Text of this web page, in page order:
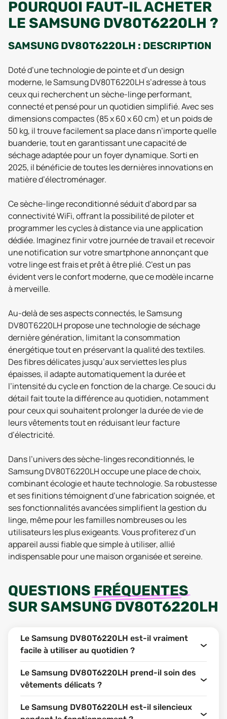
POURQUOI FAUT-IL ACHETER
LE SAMSUNG DV80T6220LH ?
SAMSUNG DV80T6220LH : DESCRIPTION
Doté d’une technologie de pointe et d’un design
moderne, le Samsung DV80T6220LH s’adresse à tous
ceux qui recherchent un sèche-linge performant,
connecté et pensé pour un quotidien simplifié. Avec ses
dimensions compactes (85 x 60 x 60 cm) et un poids de
50 kg, il trouve facilement sa place dans n’importe quelle
buanderie, tout en garantissant une capacité de
séchage adaptée pour un foyer dynamique. Sorti en
2025, il bénéficie de toutes les dernières innovations en
matière d’électroménager.
Ce sèche-linge reconditionné séduit d’abord par sa
connectivité WiFi, offrant la possibilité de piloter et
programmer les cycles à distance via une application
dédiée. Imaginez finir votre journée de travail et recevoir
une notification sur votre smartphone annonçant que
votre linge est frais et prêt à être plié. C’est un pas
évident vers le confort moderne, que ce modèle incarne
à merveille.
Au-delà de ses aspects connectés, le Samsung
DV80T6220LH propose une technologie de séchage
dernière génération, limitant la consommation
énergétique tout en préservant la qualité des textiles.
Des fibres délicates jusqu’aux serviettes les plus
épaisses, il adapte automatiquement la durée et
l’intensité du cycle en fonction de la charge. Ce souci du
détail fait toute la différence au quotidien, notamment
pour ceux qui souhaitent prolonger la durée de vie de
leurs vêtements tout en réduisant leur facture
d’électricité.
Dans l’univers des sèche-linges reconditionnés, le
Samsung DV80T6220LH occupe une place de choix,
combinant écologie et haute technologie. Sa robustesse
et ses finitions témoignent d’une fabrication soignée, et
ses fonctionnalités avancées simplifient la gestion du
linge, même pour les familles nombreuses ou les
utilisateurs les plus exigeants. Vous profiterez d’un
appareil aussi fiable que simple à utiliser, allié
indispensable pour une maison organisée et sereine.
QUESTIONS FRÉQUENTES
SURSAMSUNG DV80T6220LH
Le Samsung DV80T6220LH est-il vraiment
facile à utiliser au quotidien ?
Le Samsung DV80T6220LH prend-il soin des
vêtements délicats ?
Le Samsung DV80T6220LH est-il silencieux